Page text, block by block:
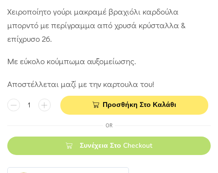
Χειροποίητο γούρι μακραμέ βραχιόλι καρδούλα
μπορντό με περίγραμμα από χρυσά κρύσταλλα &
επίχρυσο 26.
Με εύκολο κούμπωμα αυξομείωσης.
Αποστέλλεται μαζί με την καρτουλα του!
Προσθήκη Στο Καλάθι
OR
Συνέχεια Στο Checkout